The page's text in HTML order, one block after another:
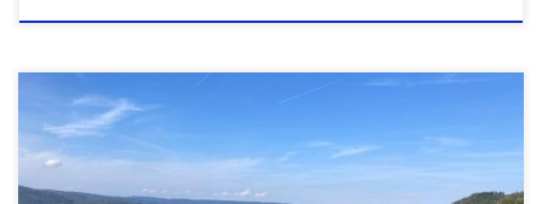
Klimmen en dalen langs de romantische Rijn In Duitsland zijn
diverse lange afstandswandelpaden uitgezet. Vaak worden ze